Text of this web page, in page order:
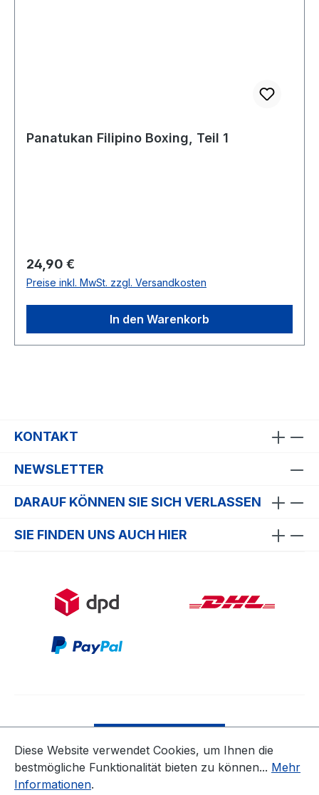
Panatukan Filipino Boxing, Teil 1
Regulärer Preis:
24,90 €
Preise inkl. MwSt. zzgl. Versandkosten
In den Warenkorb
KONTAKT
NEWSLETTER
DARAUF KÖNNEN SIE SICH VERLASSEN
SIE FINDEN UNS AUCH HIER
* Alle Preise inkl. gesetzl. Mehrwertsteuer zzgl.
Diese Website verwendet Cookies, um Ihnen die
bestmögliche Funktionalität bieten zu können... Mehr
Informationen.